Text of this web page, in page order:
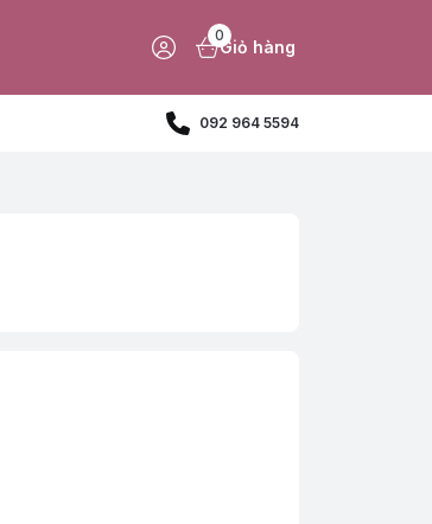
0
Giỏ hàng
092 964 5594